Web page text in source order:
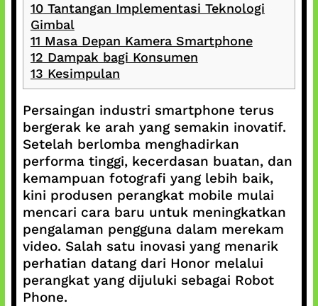
10Tantangan Implementasi Teknologi
Gimbal
11 Masa Depan Kamera Smartphone
12 Dampak bagi Konsumen
13 Kesimpulan
Persaingan industri smartphone terus
bergerak ke arah yang semakin inovatif.
Setelah berlomba menghadirkan
performa tinggi, kecerdasan buatan, dan
kemampuan fotografi yang lebih baik,
kini produsen perangkat mobile mulai
mencari cara baru untuk meningkatkan
pengalaman pengguna dalam merekam
video. Salah satu inovasi yang menarik
perhatian datang dari Honor melalui
perangkat yang dijuluki sebagai Robot
Phone.